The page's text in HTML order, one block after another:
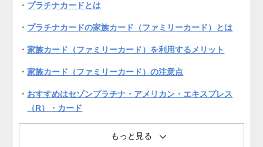
プラチナカードとは
プラチナカードの家族カード（ファミリーカード）とは
家族カード（ファミリーカード）を利用するメリット
家族カード（ファミリーカード）の注意点
おすすめはセゾンプラチナ・アメリカン・エキスプレス
（R）・カード
セゾンプラチナ・アメリカン・エキスプレス（R）・カー